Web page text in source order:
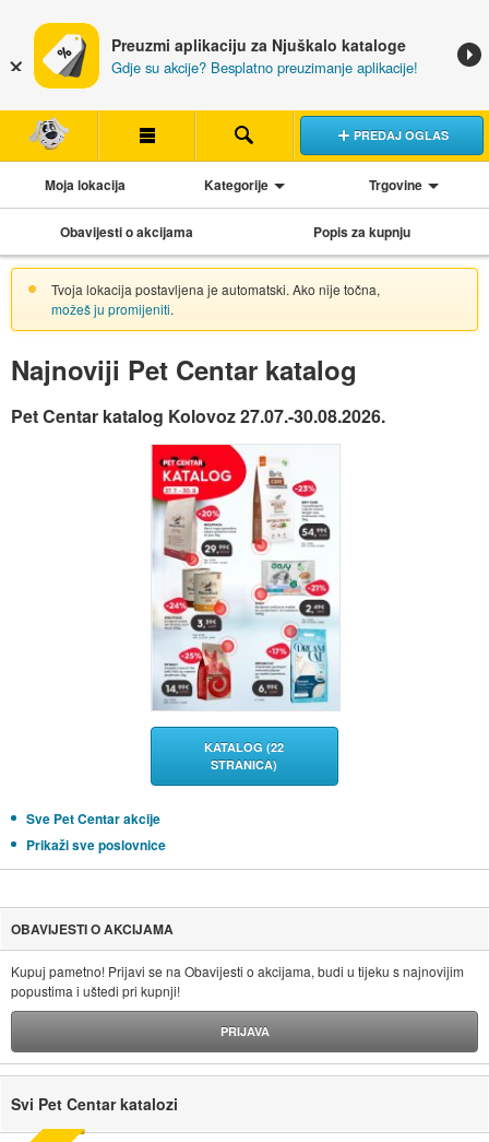
Preuzmi aplikaciju za Njuškalo kataloge
Gdje su akcije? Besplatno preuzimanje aplikacije!
PREDAJ OGLAS
Moja lokacija Kategorije Trgovine
Obavijesti o akcijama Popis za kupnju
Tvoja lokacija postavljena je automatski. Ako nije točna,
možeš ju promijeniti.
Najnoviji Pet Centar katalog
Pet Centar katalog Kolovoz 27.07.-30.08.2026.
KATALOG (22
STRANICA)
Sve Pet Centar akcije
Prikaži sve poslovnice
OBAVIJESTI O AKCIJAMA
Kupuj pametno! Prijavi se na Obavijesti o akcijama, budi u tijeku s najnovijim
popustima i uštedi pri kupnji!
PRIJAVA
Svi Pet Centar katalozi